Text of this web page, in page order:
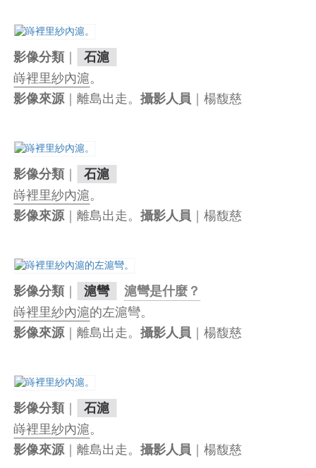
影像分類｜ 石滬
嵵裡里紗內滬。
影像來源｜離島出走。攝影人員 ｜楊馥慈
影像分類｜ 石滬
嵵裡里紗內滬。
影像來源｜離島出走。攝影人員 ｜楊馥慈
影像分類｜ 滬彎 滬彎是什麼？
嵵裡里紗內滬的左滬彎。
影像來源｜離島出走。攝影人員 ｜楊馥慈
影像分類｜ 石滬
嵵裡里紗內滬。
影像來源｜離島出走。攝影人員 ｜楊馥慈